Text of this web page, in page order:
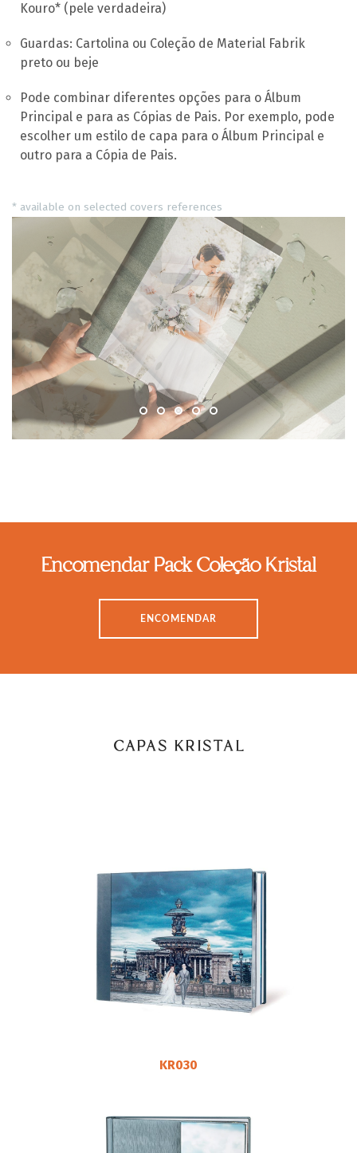
Kouro* (pele verdadeira)
Guardas: Cartolina ou Coleção de Material Fabrik
preto ou beje
Pode combinar diferentes opções para o Álbum
Principal e para as Cópias de Pais. Por exemplo, pode
escolher um estilo de capa para o Álbum Principal e
outro para a Cópia de Pais.
* available on selected covers references
Encomendar Pack Coleção Kristal
ENCOMENDAR
CAPAS KRISTAL
KR030